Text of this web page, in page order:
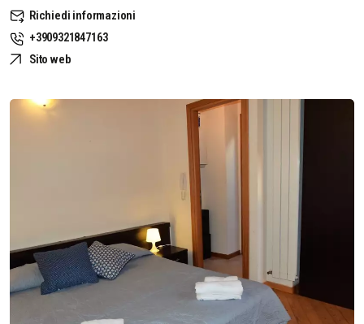
Richiedi informazioni
+3909321847163
Sito web